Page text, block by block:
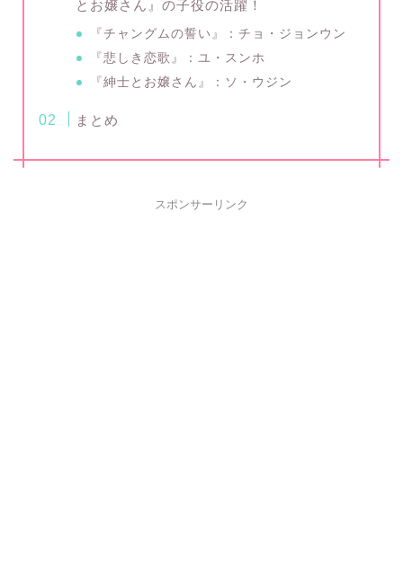
とお嬢さん』の子役の活躍！
『チャングムの誓い』：チョ・ジョンウン
『悲しき恋歌』：ユ・スンホ
『紳士とお嬢さん』：ソ・ウジン
まとめ
スポンサーリンク